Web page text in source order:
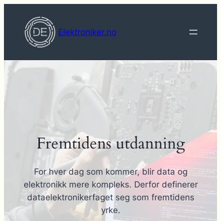
innhold
Elektroniker.no
Fremtidens utdanning
For hver dag som kommer, blir data og
elektronikk mere kompleks. Derfor definerer
dataelektronikerfaget seg som fremtidens
yrke.